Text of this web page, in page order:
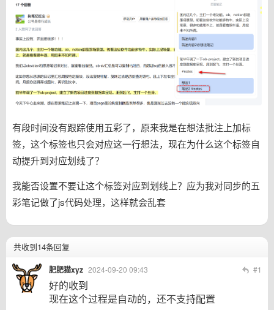
有段时间没有跟踪使用五彩了，原来我是在想法批注上加标
签，这个标签也只会对应这一行想法，现在为什么这个标签自
动提升到对应划线了？
我能否设置不要让这个标签对应到划线上？应为我对同步的五
彩笔记做了js代码处理，这样就会乱套
共收到14条回复
肥肥猫xyz 2024-09-20 09:43 #1
好的收到
现在这个过程是自动的，还不支持配置